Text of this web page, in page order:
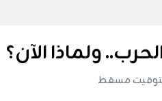
ولماذا الآن؟